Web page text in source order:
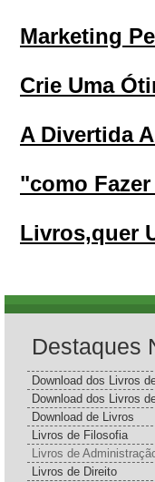
Marketing
Crie Uma
A Divertida
"como
Livros,quer
Destaques
Download dos Livros
Download dos Livros
Download de Livros
Livros de Filosofia
Livros de
Livros de Direito